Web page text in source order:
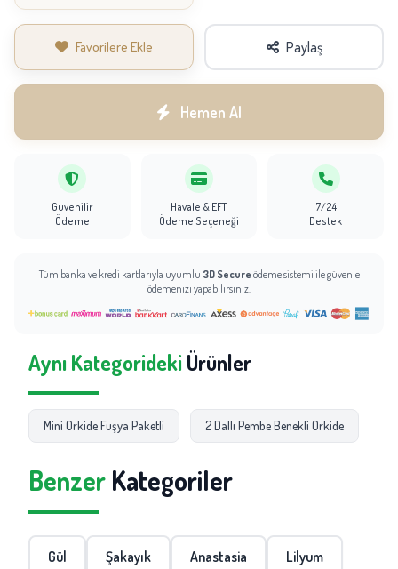
Favorilere Ekle Paylaş
Hemen Al
Güvenilir
Ödeme
Havale & EFT
Ödeme Seçeneği
7/24
Destek
Tüm banka ve kredi kartlarıyla uyumlu 3D Secure ödeme sistemi ile güvenle
ödemenizi yapabilirsiniz.
Aynı Kategorideki Ürünler
Mini Orkide Fuşya Paketli 2 Dallı Pembe Benekli Orkide
Benzer Kategoriler
Gül Şakayık Anastasia Lilyum